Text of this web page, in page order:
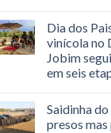
Dia dos
vinícola no
Jobim
em seis
Saidinha
presos